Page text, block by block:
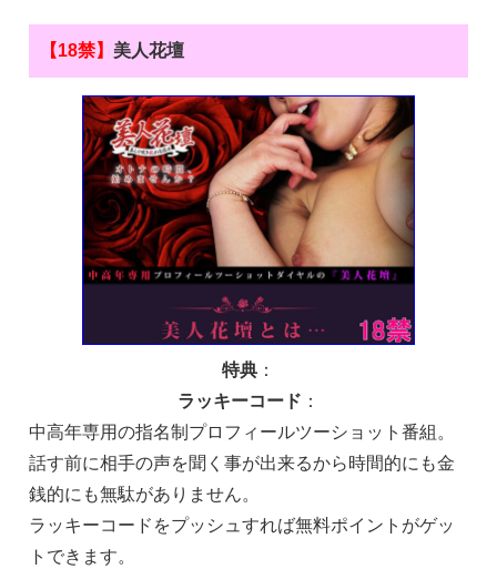
【18禁】 美人花壇
特典 ：
ラッキーコード ：
中高年専用の指名制プロフィールツーショット番組。
話す前に相手の声を聞く事が出来るから時間的にも金
銭的にも無駄がありません。
ラッキーコード をプッシュすれば無料ポイントがゲッ
トできます。